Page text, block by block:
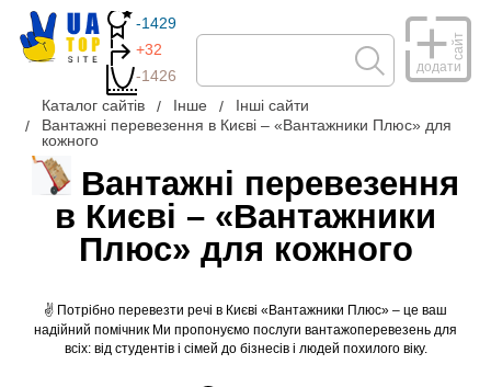
-1429
+32
-1426
додати
сайт
Каталог сайтів Інше
Інші сайти
Вантажні перевезення в Києві – «Вантажники Плюс» для
кожного
Вантажні перевезення
в Києві – «Вантажники
Плюс» для кожного
✌ Потрібно перевезти речі в Києві «Вантажники Плюс» – це ваш
надійний помічник Ми пропонуємо послуги вантажоперевезень для
всіх: від студентів і сімей до бізнесів і людей похилого віку.